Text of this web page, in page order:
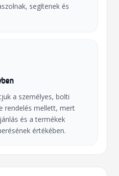
segítenek és
a személyes, bolti
rendelés mellett, mert
és a termékek
értékében.